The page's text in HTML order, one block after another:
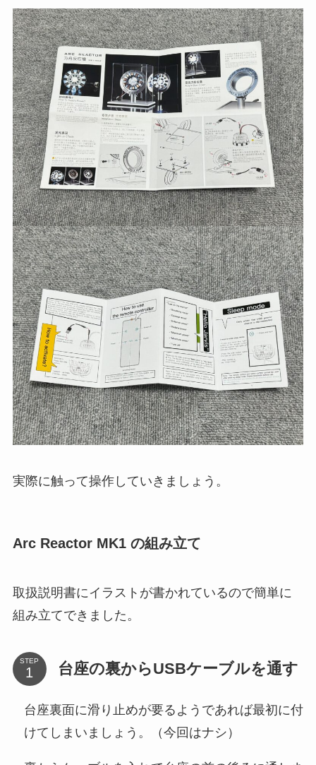
実際に触って操作していきましょう。
Arc Reactor MK1 の組み立て
取扱説明書にイラストが書かれているので簡単に
組み立てできました。
STEP 台座の裏からUSBケーブルを通す
台座裏面に滑り止めが要るようであれば最初に付
けてしまいましょう。（今回はナシ）